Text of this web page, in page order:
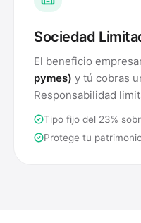
Sociedad
El beneficio
pymes) y tú cobras
Responsabilidad
Tipo fijo del 23%
Protege tu